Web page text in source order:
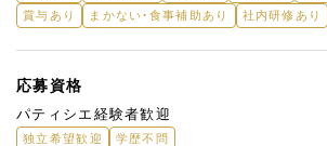
賞与あり
まかない・食事補助あり 社内研修あり
応募資格
パティシエ経験者歓迎
独立希望歓迎 学歴不問